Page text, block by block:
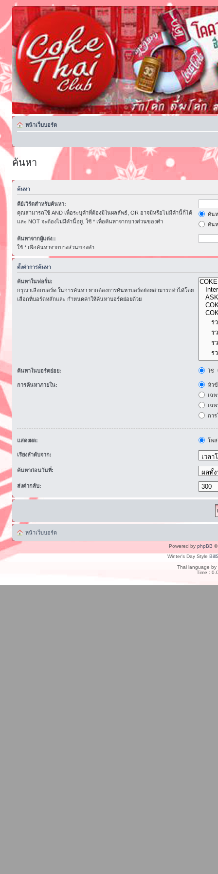
หน้าเว็บบอร์ด
ค้นหา
ค้นหา
คีย์เวิร์ดสำหรับค้นหา:
คุณสามารถใช้ AND เพื่อระบุคำที่ต้องมีในผลลัพธ์, OR อาจมีหรือไม่มีคำนี้ก็ได้
และ NOT จะต้องไม่มีคำนี้อยู่. ใช้ * เพื่อค้นหาจากบางส่วนของคำ
ค้น
ค้น
ค้นหาจากผู้แต่ง::
ใช้ * เพื่อค้นหาจากบางส่วนของคำ
ตั้งค่าการค้นหา
ค้นหาในฟอรั่ม:
กรุณาเลือกบอร์ด ในการค้นหา หากต้องการค้นหาบอร์ดย่อยสามารถทำได้โดย
เลือกที่บอร์ดหลักและ กำหนดค่าให้ค้นหาบอร์ดย่อยด้วย
ค้นหาในบอร์ดย่อย: ใช่
การค้นหาภายใน:
หัว
เฉ
เฉ
กา
แสดงผล: โพ
เรียงลำดับจาก:
ค้นหาก่อนวันที่:
ส่งค่ากลับ:
หน้าเว็บบอร์ด
Powered by phpBB ©
Winter's Day Style
Thai language by
Time :